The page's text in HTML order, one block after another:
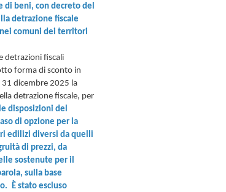
di beni, con decreto del
detrazione fiscale
comuni dei territori
detrazioni fiscali
forma di sconto in
dicembre 2025 la
detrazione fiscale, per
disposizioni del
di opzione per la
edilizi diversi da quelli
di prezzi, da
sostenute per il
sulla base
È stato escluso